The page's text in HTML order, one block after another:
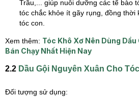
Trầu,... giúp nuôi dưỡng các tế bào
tóc chắc khỏe ít gãy rụng, đồng thời
tóc con.
Xem thêm: Tóc Khô Xơ Nên Dùng Dầu
Bán Chạy Nhất Hiện Nay
2.2 Dầu Gội Nguyên Xuân Cho
Đối tượng sử dụng: